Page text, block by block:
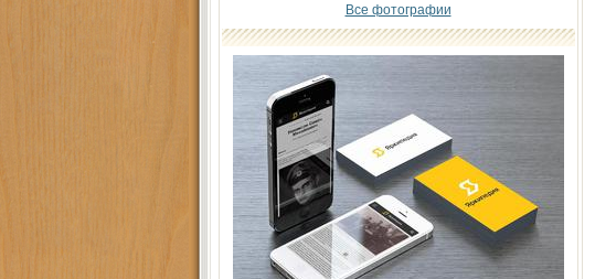
Все фотографии